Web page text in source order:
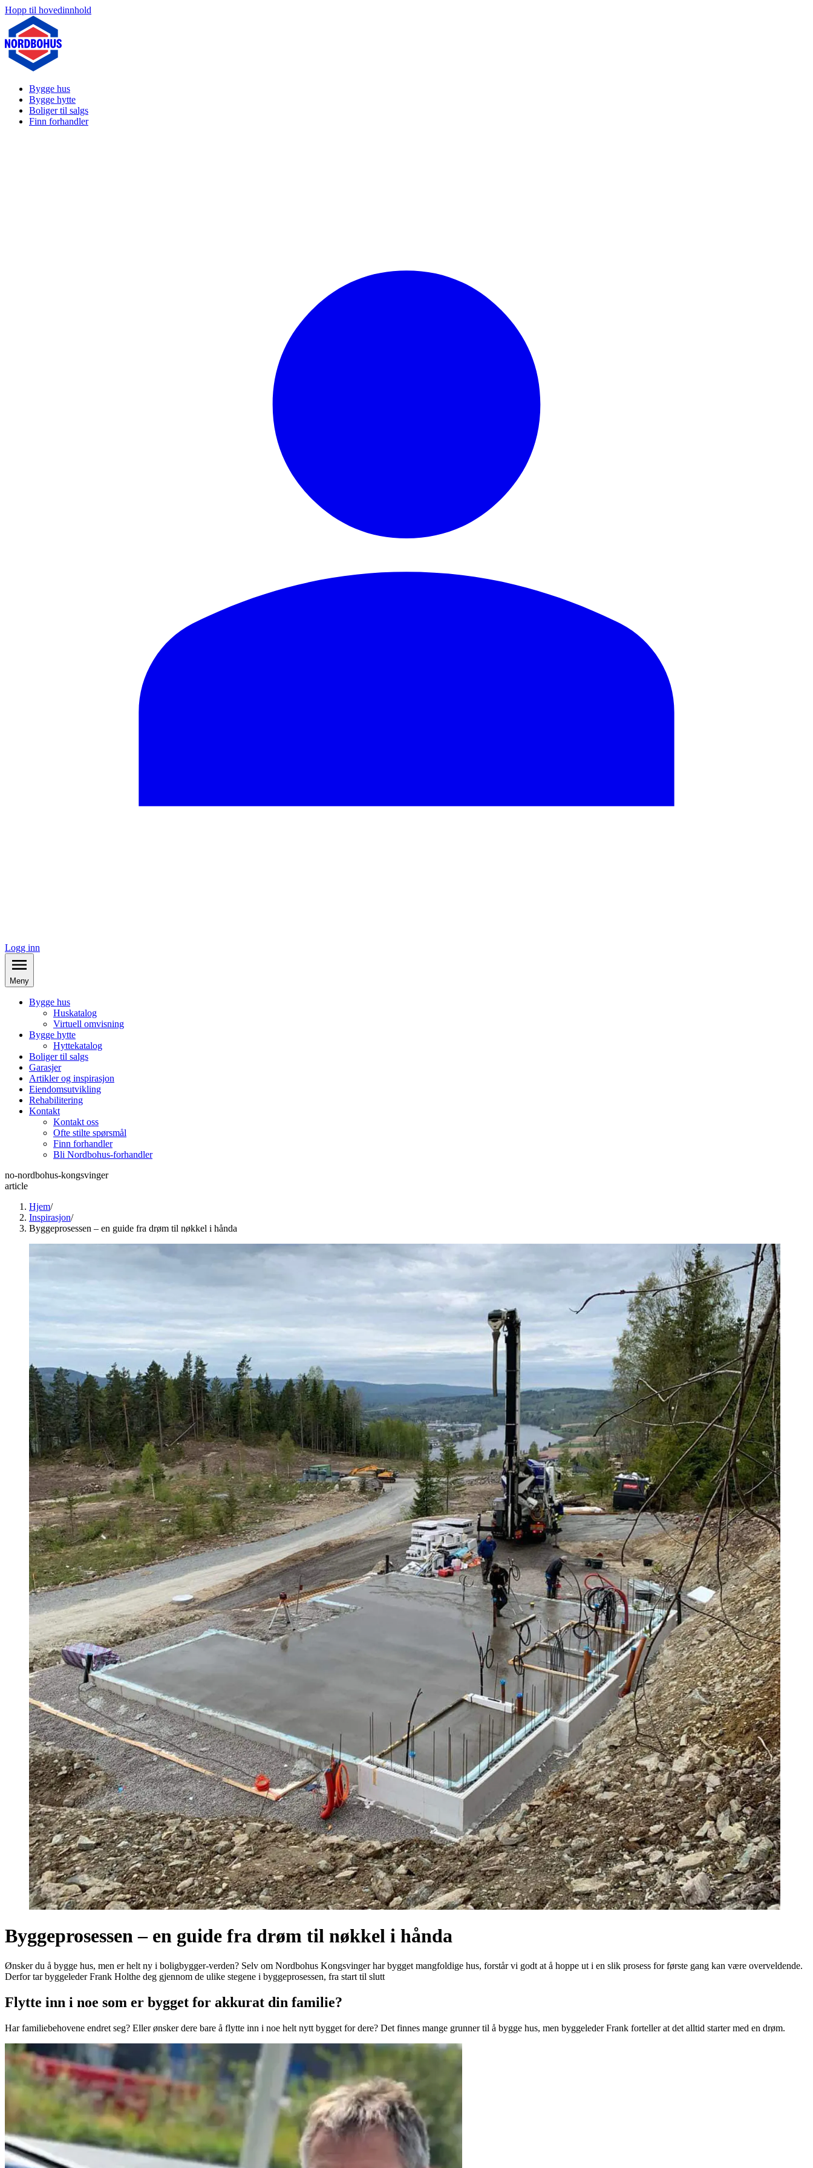
Hopp til hovedinnhold
Bygge hus
Bygge hytte
Boliger til salgs
Finn forhandler
Logg inn
Meny
Bygge hus
Huskatalog
Virtuell omvisning
Bygge hytte
Hyttekatalog
Boliger til salgs
Garasjer
Artikler og inspirasjon
Eiendomsutvikling
Rehabilitering
Kontakt
Kontakt oss
Ofte stilte spørsmål
Finn forhandler
Bli Nordbohus-forhandler
no-nordbohus-kongsvinger
article
Hjem/
Inspirasjon/
Byggeprosessen – en guide fra drøm til nøkkel i hånda
Byggeprosessen – en guide fra drøm til nøkkel i hånda
Ønsker du å bygge hus, men er helt ny i boligbygger-verden? Selv om Nordbohus Kongsvinger har bygget mangfoldige hus, forstår vi godt at å hoppe ut i en slik prosess for første gang kan være overveldende.
Derfor tar byggeleder Frank Holthe deg gjennom de ulike stegene i byggeprosessen, fra start til slutt
Flytte inn i noe som er bygget for akkurat din familie?
Har familiebehovene endret seg? Eller ønsker dere bare å flytte inn i noe helt nytt bygget for dere? Det finnes mange grunner til å bygge hus, men byggeleder Frank forteller at det alltid starter med en drøm.